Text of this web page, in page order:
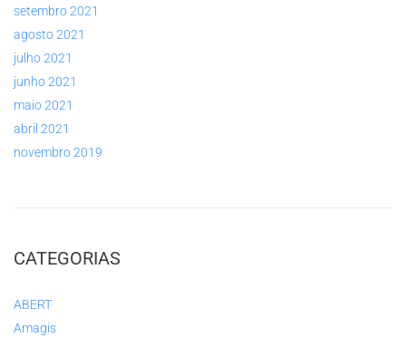
setembro 2021
agosto 2021
julho 2021
junho 2021
maio 2021
abril 2021
novembro 2019
CATEGORIAS
ABERT
Amagis